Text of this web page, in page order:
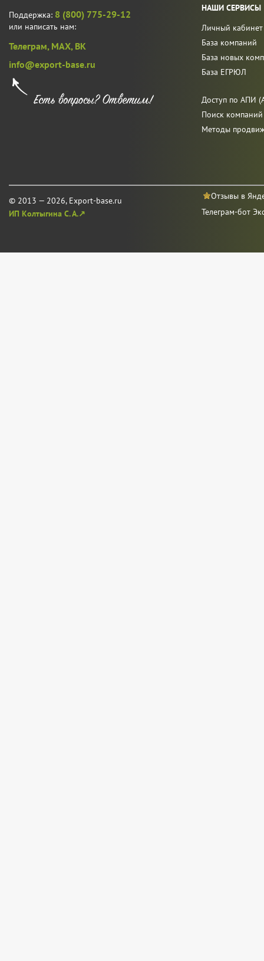
Поддержка: 8 (800) 775-29-12
или написать нам:
Телеграм, MAX, ВК
info@export-base.ru
© 2013 — 2026, Export-base.ru
ИП Колтыгина С. А.↗
НАШИ СЕРВИСЫ
Личный кабинет
База компаний
База новых
База ЕГРЮЛ
Доступ по АПИ
Поиск
Методы
Отзывы в
Телеграм-бот